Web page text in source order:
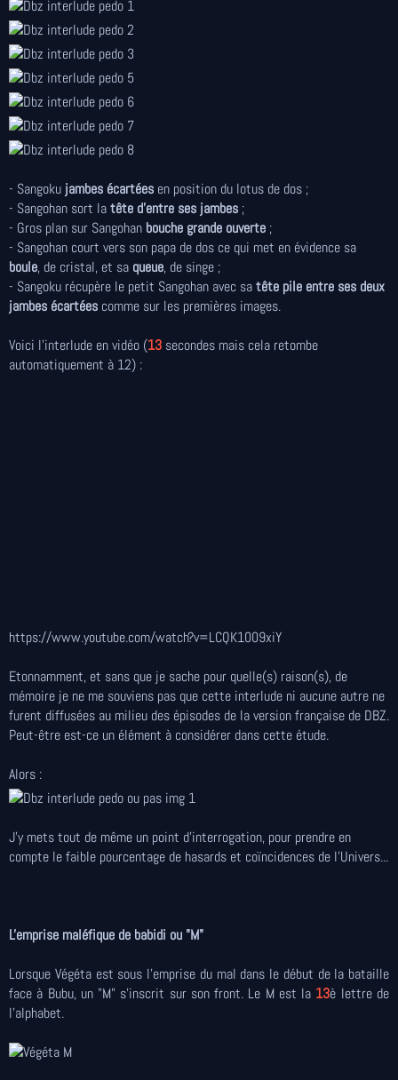
- Sangoku jambes écartées en position du lotus de dos ;
- Sangohan sort latête d'entre ses jambes ;
- Gros plan sur Sangohan bouche grande ouverte ;
- Sangohan court vers son papa de dos ce qui met en évidence sa
boule, de cristal, et sa queue, de singe ;
- Sangoku récupère le petit Sangohan avec satête pile entre ses deux
jambes écartées comme sur les premières images.
Voici l'interlude en vidéo (13 secondes mais cela retombe
automatiquement à 12) :
https://www.youtube.com/watch?v=LCQK1009xiY
Etonnamment, et sans que je sache pour quelle(s) raison(s), de
mémoire je ne me souviens pas que cette interlude ni aucune autre ne
furent diffusées au milieu des épisodes de la version française de DBZ.
Peut-être est-ce un élément à considérer dans cette étude.
Alors :
J'y mets tout de même un point d'interrogation, pour prendre en
compte le faible pourcentage de hasards et coïncidences de l'Univers...
L'emprise maléfique de babidi ou "M"
Lorsque Végéta est sous l'emprise du mal dans le début de la bataille
face à Bubu, un "M" s'inscrit sur son front. Le M est la 13è lettre de
l'alphabet.